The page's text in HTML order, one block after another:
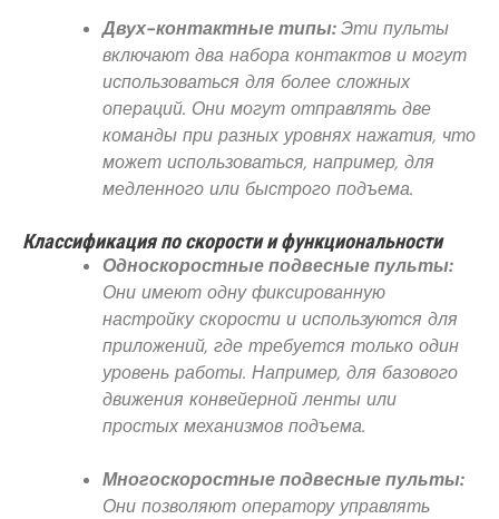
Двух-контактные типы:Эти пульты
включают два набора контактов и могут
использоваться для более сложных
операций. Они могут отправлять две
команды при разных уровнях нажатия, что
может использоваться, например, для
медленного или быстрого подъема.
Классификация по скорости и функциональности
Односкоростные подвесные пульты:
Они имеют одну фиксированную
настройку скорости и используются для
приложений, где требуется только один
уровень работы. Например, для базового
движения конвейерной ленты или
простых механизмов подъема.
Многоскоростные подвесные пульты:
Они позволяют оператору управлять